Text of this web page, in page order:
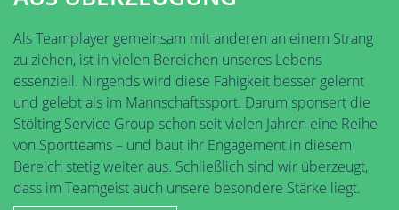
Als Teamplayer gemeinsam mit anderen an einem Strang
zu ziehen, ist in vielen Bereichen unseres Lebens
essenziell. Nirgends wird diese Fähigkeit besser gelernt
und gelebt als im Mannschaftssport. Darum sponsert die
Stölting Service Group schon seit vielen Jahren eine Reihe
von Sportteams – und baut ihr Engagement in diesem
Bereich stetig weiter aus. Schließlich sind wir überzeugt,
dass im Teamgeist auch unsere besondere Stärke liegt.